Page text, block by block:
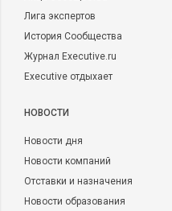
Лига экспертов
История Сообщества
Журнал Executive.ru
Executive отдыхает
НОВОСТИ
Новости дня
Новости компаний
Отставки и назначения
Новости образования